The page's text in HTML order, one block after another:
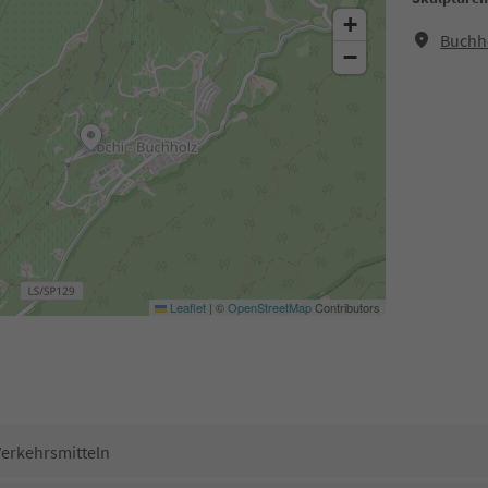
+
−
Leaflet | ©OpenStreetMapContributors